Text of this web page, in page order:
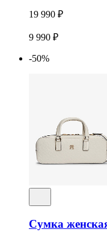
19 990 ₽
9 990 ₽
-50%
Сумка